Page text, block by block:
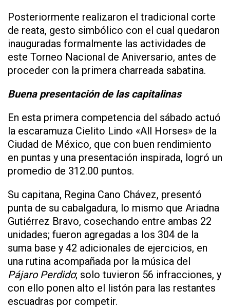
Posteriormente realizaron el tradicional corte
de reata, gesto simbólico con el cual quedaron
inauguradas formalmente las actividades de
este Torneo Nacional de Aniversario, antes de
proceder con la primera charreada sabatina.
Buena presentación de las capitalinas
En esta primera competencia del sábado actuó
la escaramuza Cielito Lindo «All Horses» de la
Ciudad de México, que con buen rendimiento
en puntas y una presentación inspirada, logró un
promedio de 312.00 puntos.
Su capitana, Regina Cano Chávez, presentó
punta de su cabalgadura, lo mismo que Ariadna
Gutiérrez Bravo, cosechando entre ambas 22
unidades; fueron agregadas a los 304 de la
suma base y 42 adicionales de ejercicios, en
una rutina acompañada por la música del
Pájaro Perdido; solo tuvieron 56 infracciones, y
con ello ponen alto el listón para las restantes
escuadras por competir.